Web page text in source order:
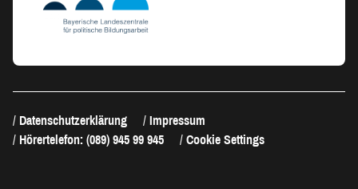
Datenschutzerklärung
Impressum
Hörertelefon: (089) 945 99 945
Cookie Settings